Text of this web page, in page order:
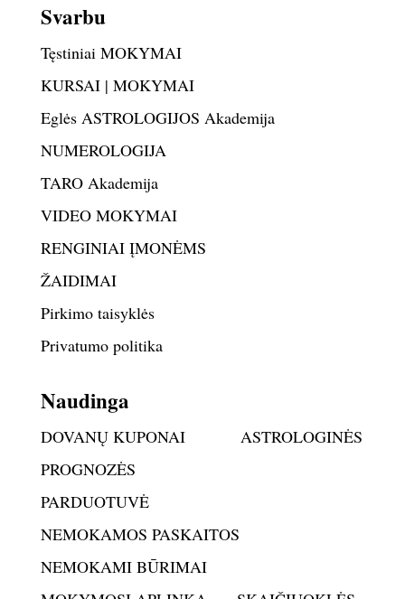
Svarbu
Tęstiniai MOKYMAI
KURSAI | MOKYMAI
Eglės ASTROLOGIJOS Akademija
NUMEROLOGIJA
TARO Akademija
VIDEO MOKYMAI
RENGINIAI ĮMONĖMS
ŽAIDIMAI
Pirkimo taisyklės
Privatumo politika
Naudinga
DOVANŲ KUPONAI
ASTROLOGINĖS
PROGNOZĖS
PARDUOTUVĖ
NEMOKAMOS PASKAITOS
NEMOKAMI BŪRIMAI